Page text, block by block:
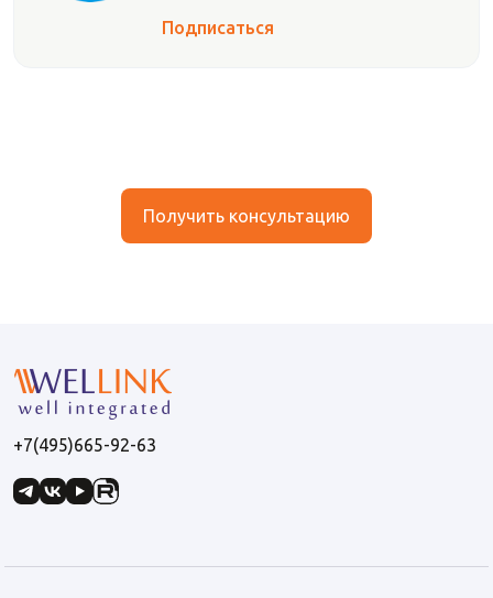
Подписаться
Получить консультацию
+7(495)665-92-63